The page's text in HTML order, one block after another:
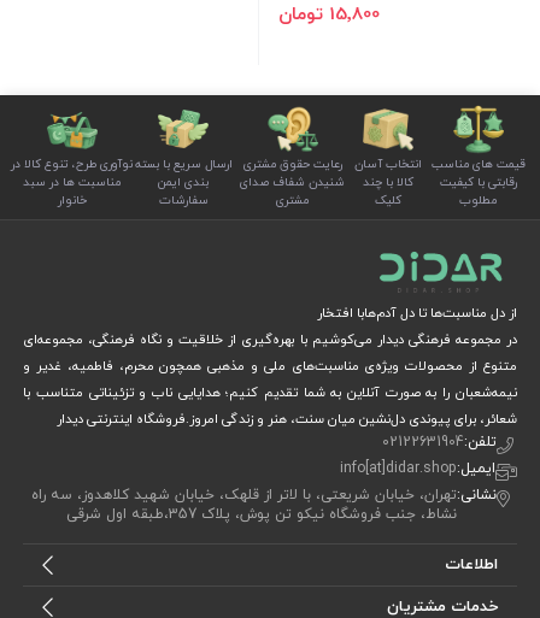
15٬800 تومان
قیمت های مناسب
رقابتی با کیفیت
مطلوب
انتخاب آسان
کالا با چند
کلیک
رعایت حقوق مشتری
شنیدن شفاف صدای
مشتری
ارسال سریع با بسته
بندی ایمن
سفارشات
نوآوری طرح، تنوع کالا در
مناسبت ها در سبد
خانوار
از دل مناسبت‌ها تا دل آدم‌هابا افتخار
در مجموعه فرهنگی دیدار می‌کوشیم با بهره‌گیری از خلاقیت و نگاه فرهنگی، مجموعه‌ای
متنوع از محصولات ویژه‌ی مناسبت‌های ملی و مذهبی همچون محرم، فاطمیه، غدیر و
نیمه‌شعبان را به صورت آنلاین به شما تقدیم کنیم؛ هدایایی ناب و تزئیناتی متناسب با
شعائر، برای پیوندی دل‌نشین میان سنت، هنر و زندگی امروز.فروشگاه اینترنتی دیدار
تلفن:02122631904
ایمیل:info[at]didar.shop
نشانی:تهران، خیابان شریعتی، با لاتر از قلهک، خیابان شهید کلاهدوز، سه راه
نشاط، جنب فروشگاه نیکو تن پوش، پلاک 357،طبقه اول شرقی
اطلاعات
خدمات مشتریان